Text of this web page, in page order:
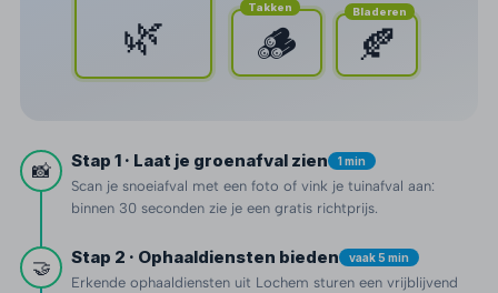
🌿
Takken
🪵
Bladeren
🍂
📸 Stap 1 · Laat je groenafval zien 1 min
Scan je snoeiafval met een foto of vink je tuinafval aan:
binnen 30 seconden zie je een gratis richtprijs.
🤝 Stap 2 · Ophaaldiensten bieden vaak 5 min
Erkende ophaaldiensten uit Lochem sturen een vrijblijvend